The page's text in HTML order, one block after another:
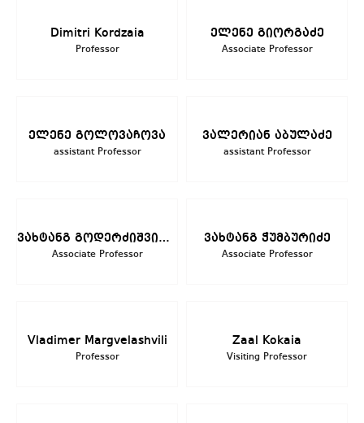
Dimitri Kordzaia
Professor
ელენე გიორგაძე
Associate Professor
ელენე გოლოვაჩოვა
assistant Professor
ვალერიან აბულაძე
assistant Professor
ვახტანგ გოდერძიშვილი
Associate Professor
ვახტანგ ჭუმბურიძე
Associate Professor
Vladimer Margvelashvili
Professor
Zaal Kokaia
Visiting Professor